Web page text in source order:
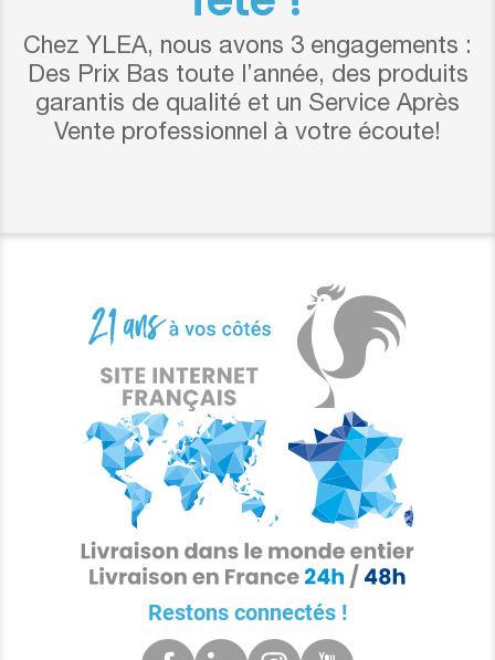
Chez YLEA, nous avons 3 engagements :
Des Prix Bas toute l’année, des produits
garantis de qualité et un Service Après
Vente professionnel à votre écoute!
Restons connectés !